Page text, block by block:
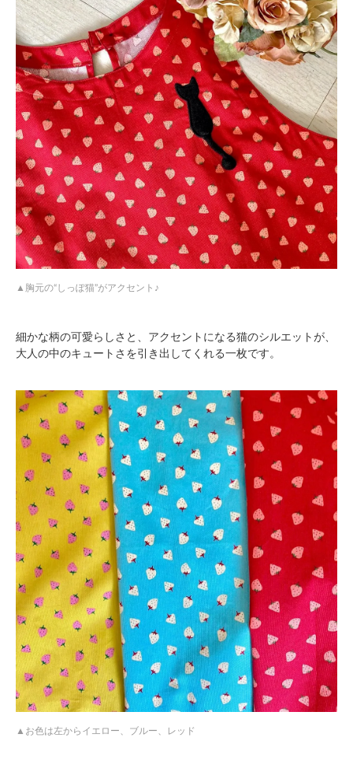
胸元の“しっぽ猫”がアクセント♪
細かな柄の可愛らしさと、アクセントになる猫のシルエットが、
大人の中のキュートさを引き出してくれる一枚です。
お色は左からイエロー、ブルー、レッド